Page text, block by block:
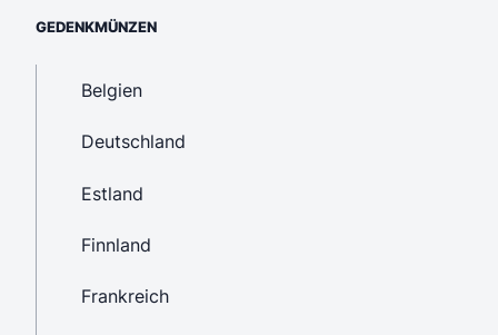
GEDENKMÜNZEN
Belgien
Deutschland
Estland
Finnland
Frankreich